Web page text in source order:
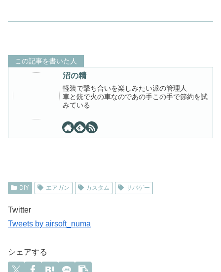
この記事を書いた人
沼の精
軽装で撃ち合いを楽しみたい派の管理人
車と銃で火の車なのであの手この手で節約を試
みている
DIY エアガン カスタム サバゲー
Twitter
Tweets by airsoft_numa
シェアする